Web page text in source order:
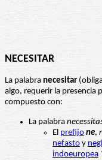
NECESITAR
La palabra necesitar
algo, requerir la presencia
compuesto con:
La palabra
El prefijo ne,
nefasto y
indoeuropea